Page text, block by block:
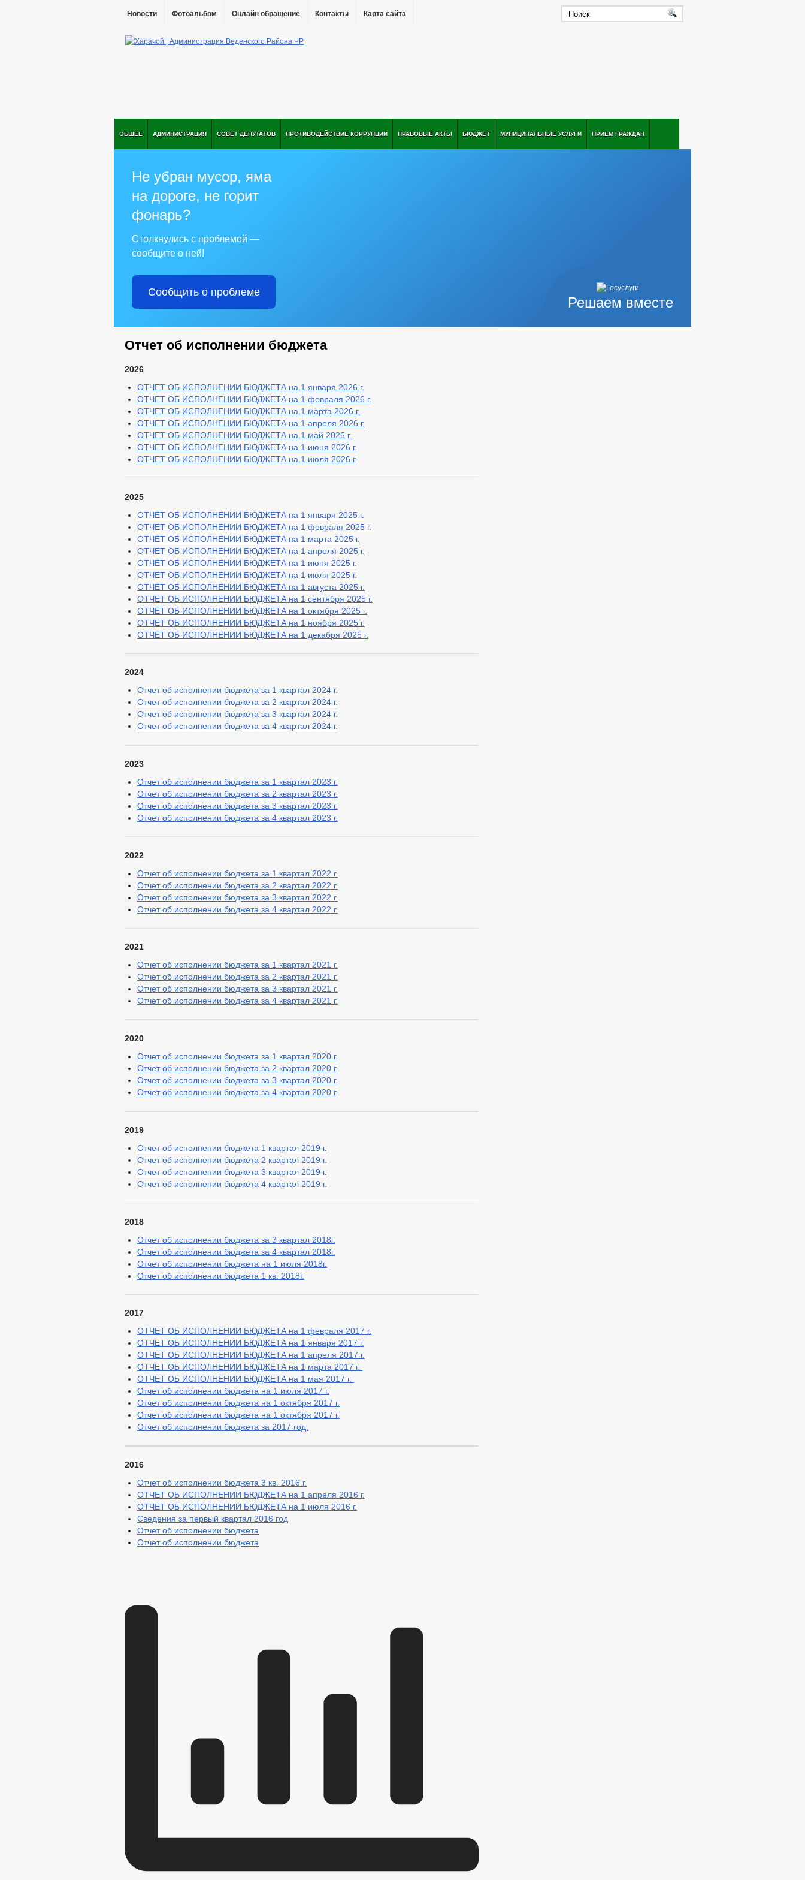
Новости Фотоальбом Онлайн обращение Контакты Карта сайта
ОБЩЕЕ АДМИНИСТРАЦИЯ СОВЕТ ДЕПУТАТОВ ПРОТИВОДЕЙСТВИЕ КОРРУПЦИИ ПРАВОВЫЕ АКТЫ БЮДЖЕТ МУНИЦИПАЛЬНЫЕ УСЛУГИ ПРИЕМ ГРАЖДАН
Решаем вместе
Не убран мусор, яма
на дороге, не горит
фонарь?
Столкнулись с проблемой —
сообщите о ней!
Сообщить о проблеме
Отчет об исполнении бюджета
2026
ОТЧЕТ ОБ ИСПОЛНЕНИИ БЮДЖЕТА на 1 января 2026 г.
ОТЧЕТ ОБ ИСПОЛНЕНИИ БЮДЖЕТА на 1 февраля 2026 г.
ОТЧЕТ ОБ ИСПОЛНЕНИИ БЮДЖЕТА на 1 марта 2026 г.
ОТЧЕТ ОБ ИСПОЛНЕНИИ БЮДЖЕТА на 1 апреля 2026 г.
ОТЧЕТ ОБ ИСПОЛНЕНИИ БЮДЖЕТА на 1 май 2026 г.
ОТЧЕТ ОБ ИСПОЛНЕНИИ БЮДЖЕТА на 1 июня 2026 г.
ОТЧЕТ ОБ ИСПОЛНЕНИИ БЮДЖЕТА на 1 июля 2026 г.
2025
ОТЧЕТ ОБ ИСПОЛНЕНИИ БЮДЖЕТА на 1 января 2025 г.
ОТЧЕТ ОБ ИСПОЛНЕНИИ БЮДЖЕТА на 1 февраля 2025 г.
ОТЧЕТ ОБ ИСПОЛНЕНИИ БЮДЖЕТА на 1 марта 2025 г.
ОТЧЕТ ОБ ИСПОЛНЕНИИ БЮДЖЕТА на 1 апреля 2025 г.
ОТЧЕТ ОБ ИСПОЛНЕНИИ БЮДЖЕТА на 1 июня 2025 г.
ОТЧЕТ ОБ ИСПОЛНЕНИИ БЮДЖЕТА на 1 июля 2025 г.
ОТЧЕТ ОБ ИСПОЛНЕНИИ БЮДЖЕТА на 1 августа 2025 г.
ОТЧЕТ ОБ ИСПОЛНЕНИИ БЮДЖЕТА на 1 сентября 2025 г.
ОТЧЕТ ОБ ИСПОЛНЕНИИ БЮДЖЕТА на 1 октября 2025 г.
ОТЧЕТ ОБ ИСПОЛНЕНИИ БЮДЖЕТА на 1 ноября 2025 г.
ОТЧЕТ ОБ ИСПОЛНЕНИИ БЮДЖЕТА на 1 декабря 2025 г.
2024
Отчет об исполнении бюджета за 1 квартал 2024 г.
Отчет об исполнении бюджета за 2 квартал 2024 г.
Отчет об исполнении бюджета за 3 квартал 2024 г.
Отчет об исполнении бюджета за 4 квартал 2024 г.
2023
Отчет об исполнении бюджета за 1 квартал 2023 г.
Отчет об исполнении бюджета за 2 квартал 2023 г.
Отчет об исполнении бюджета за 3 квартал 2023 г.
Отчет об исполнении бюджета за 4 квартал 2023 г.
2022
Отчет об исполнении бюджета за 1 квартал 2022 г.
Отчет об исполнении бюджета за 2 квартал 2022 г.
Отчет об исполнении бюджета за 3 квартал 2022 г.
Отчет об исполнении бюджета за 4 квартал 2022 г.
2021
Отчет об исполнении бюджета за 1 квартал 2021 г.
Отчет об исполнении бюджета за 2 квартал 2021 г.
Отчет об исполнении бюджета за 3 квартал 2021 г.
Отчет об исполнении бюджета за 4 квартал 2021 г.
2020
Отчет об исполнении бюджета за 1 квартал 2020 г.
Отчет об исполнении бюджета за 2 квартал 2020 г.
Отчет об исполнении бюджета за 3 квартал 2020 г.
Отчет об исполнении бюджета за 4 квартал 2020 г.
2019
Отчет об исполнении бюджета 1 квартал 2019 г.
Отчет об исполнении бюджета 2 квартал 2019 г.
Отчет об исполнении бюджета 3 квартал 2019 г.
Отчет об исполнении бюджета 4 квартал 2019 г.
2018
Отчет об исполнении бюджета за 3 квартал 2018г.
Отчет об исполнении бюджета за 4 квартал 2018г.
Отчет об исполнении бюджета на 1 июля 2018г.
Отчет об исполнении бюджета 1 кв. 2018г.
2017
ОТЧЕТ ОБ ИСПОЛНЕНИИ БЮДЖЕТА на 1 февраля 2017 г.
ОТЧЕТ ОБ ИСПОЛНЕНИИ БЮДЖЕТА на 1 января 2017 г.
ОТЧЕТ ОБ ИСПОЛНЕНИИ БЮДЖЕТА на 1 апреля 2017 г.
ОТЧЕТ ОБ ИСПОЛНЕНИИ БЮДЖЕТА на 1 марта 2017 г.
ОТЧЕТ ОБ ИСПОЛНЕНИИ БЮДЖЕТА на 1 мая 2017 г.
Отчет об исполнении бюджета на 1 июля 2017 г.
Отчет об исполнении бюджета на 1 октября 2017 г.
Отчет об исполнении бюджета на 1 октября 2017 г.
Отчет об исполнении бюджета за 2017 год.
2016
Отчет об исполнении бюджета 3 кв. 2016 г.
ОТЧЕТ ОБ ИСПОЛНЕНИИ БЮДЖЕТА на 1 апреля 2016 г.
ОТЧЕТ ОБ ИСПОЛНЕНИИ БЮДЖЕТА на 1 июля 2016 г.
Сведения за первый квартал 2016 год
Отчет об исполнении бюджета
Отчет об исполнении бюджета